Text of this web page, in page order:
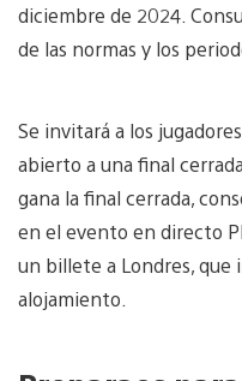
diciembre de 2024.
de las normas y los
Se invitará a los
abierto a una final
gana la final cerrada,
en el evento en directo
un billete a Londres, que
alojamiento.